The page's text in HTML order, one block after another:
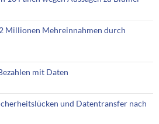
Millionen Mehreinnahmen durch
mit Daten
und Datentransfer nach